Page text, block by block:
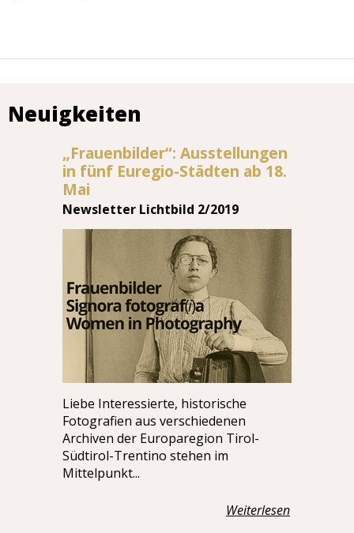
Neuigkeiten
„Frauenbilder“: Ausstellungen
in fünf Euregio-Städten ab 18.
Mai
Newsletter Lichtbild 2/2019
Liebe Interessierte, historische
Fotografien aus verschiedenen
Archiven der Europaregion Tirol-
Südtirol-Trentino stehen im
Mittelpunkt...
Weiterlesen